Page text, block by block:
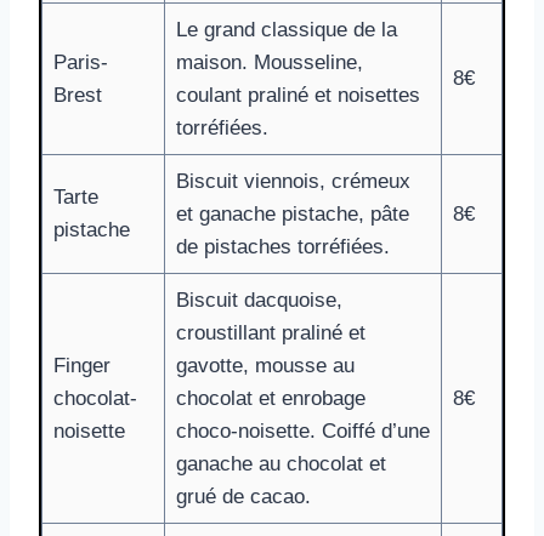
Paris-
Brest
Le grand classique de la
maison. Mousseline,
coulant praliné et noisettes
torréfiées.
8€
Tarte
pistache
Biscuit viennois, crémeux
et ganache pistache, pâte
de pistaches torréfiées.
8€
Finger
chocolat-
noisette
Biscuit dacquoise,
croustillant praliné et
gavotte, mousse au
chocolat et enrobage
choco-noisette. Coiffé d’une
ganache au chocolat et
grué de cacao.
8€